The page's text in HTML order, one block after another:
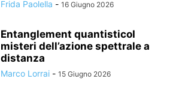
Frida Paolella - 16 Giugno 2026
Entanglement quantisticoI
misteri dell’azione spettrale a
distanza
Marco Lorrai - 15 Giugno 2026